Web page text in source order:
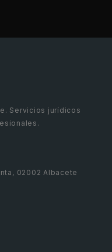
Servicios jurídicos
02002 Albacete